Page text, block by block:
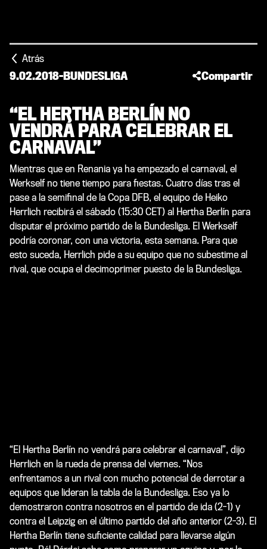
Atrás
9.02.2018-BUNDESLIGA Compartir
“EL HERTHA BERLÍN NO
VENDRÁ PARA CELEBRAR EL
CARNAVAL”
Mientras que en Renania ya ha empezado el carnaval, el
Werkself no tiene tiempo para fiestas. Cuatro días tras el
pase a la semifinal de la Copa DFB, el equipo de Heiko
Herrlich recibirá el sábado (15:30 CET) al Hertha Berlín para
disputar el próximo partido de la Bundesliga. El Werkself
podría coronar, con una victoria, esta semana. Para que
esto suceda, Herrlich pide a su equipo que no subestime al
rival, que ocupa el decimoprimer puesto de la Bundesliga.
“El Hertha Berlín no vendrá para celebrar el carnaval”, dijo
Herrlich en la rueda de prensa del viernes. “Nos
enfrentamos a un rival con mucho potencial de derrotar a
equipos que lideran la tabla de la Bundesliga. Eso ya lo
demostraron contra nosotros en el partido de ida (2-1) y
contra el Leipzig en el último partido del año anterior (2-3). El
Hertha Berlín tiene suficiente calidad para llevarse algún